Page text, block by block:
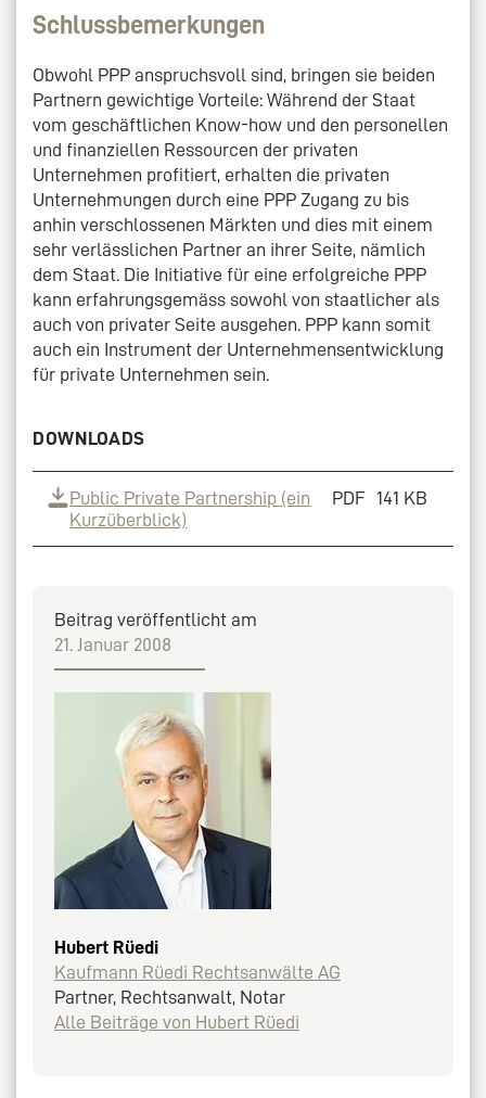
Schlussbemerkungen
Obwohl PPP anspruchsvoll sind, bringen sie beiden
Partnern gewichtige Vorteile: Während der Staat
vom geschäftlichen Know-how und den personellen
und finanziellen Ressourcen der privaten
Unternehmen profitiert, erhalten die privaten
Unternehmungen durch eine PPP Zugang zu bis
anhin verschlossenen Märkten und dies mit einem
sehr verlässlichen Partner an ihrer Seite, nämlich
dem Staat. Die Initiative für eine erfolgreiche PPP
kann erfahrungsgemäss sowohl von staatlicher als
auch von privater Seite ausgehen. PPP kann somit
auch ein Instrument der Unternehmensentwicklung
für private Unternehmen sein.
DOWNLOADS
Public Private Partnership (ein
Kurzüberblick)
PDF 141 KB
Beitrag veröffentlicht am
21. Januar 2008
Hubert Rüedi
Kaufmann Rüedi Rechtsanwälte AG
Partner, Rechtsanwalt, Notar
Alle Beiträge von Hubert Rüedi